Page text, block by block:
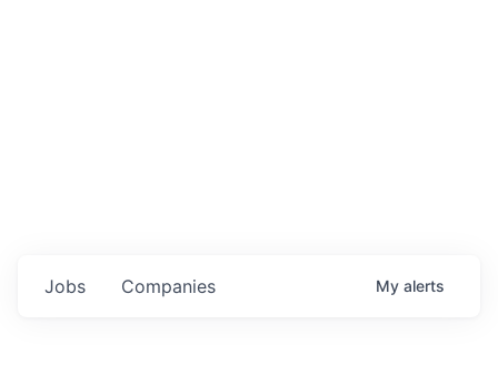
Jobs Companies My alerts